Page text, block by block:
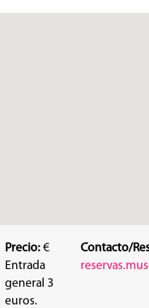
Precio:€
Entrada
general 3
euros.
Contacto/